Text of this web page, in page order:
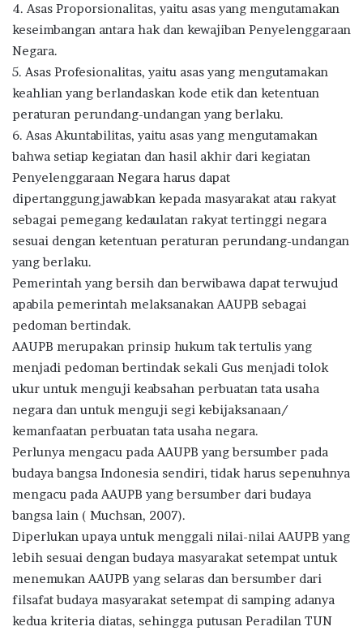
4. Asas Proporsionalitas, yaitu asas yang mengutamakan
keseimbangan antara hak dan kewajiban Penyelenggaraan
Negara.
5. Asas Profesionalitas, yaitu asas yang mengutamakan
keahlian yang berlandaskan kode etik dan ketentuan
peraturan perundang-undangan yang berlaku.
6. Asas Akuntabilitas, yaitu asas yang mengutamakan
bahwa setiap kegiatan dan hasil akhir dari kegiatan
Penyelenggaraan Negara harus dapat
dipertanggungjawabkan kepada masyarakat atau rakyat
sebagai pemegang kedaulatan rakyat tertinggi negara
sesuai dengan ketentuan peraturan perundang-undangan
yang berlaku.
Pemerintah yang bersih dan berwibawa dapat terwujud
apabila pemerintah melaksanakan AAUPB sebagai
pedoman bertindak.
AAUPB merupakan prinsip hukum tak tertulis yang
menjadi pedoman bertindak sekali Gus menjadi tolok
ukur untuk menguji keabsahan perbuatan tata usaha
negara dan untuk menguji segi kebijaksanaan/
kemanfaatan perbuatan tata usaha negara.
Perlunya mengacu pada AAUPB yang bersumber pada
budaya bangsa Indonesia sendiri, tidak harus sepenuhnya
mengacu pada AAUPB yang bersumber dari budaya
bangsa lain ( Muchsan, 2007).
Diperlukan upaya untuk menggali nilai-nilai AAUPB yang
lebih sesuai dengan budaya masyarakat setempat untuk
menemukan AAUPB yang selaras dan bersumber dari
filsafat budaya masyarakat setempat di samping adanya
kedua kriteria diatas, sehingga putusan Peradilan TUN